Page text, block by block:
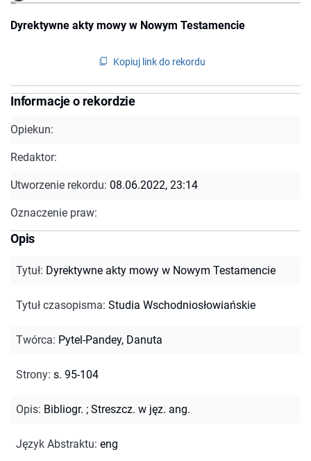
Dyrektywne akty mowy w Nowym Testamencie
Kopiuj link do rekordu
Informacje o rekordzie
Opiekun:
Redaktor:
Utworzenie rekordu: 08.06.2022, 23:14
Oznaczenie praw:
Opis
Tytuł: Dyrektywne akty mowy w Nowym Testamencie
Tytuł czasopisma: Studia Wschodniosłowiańskie
Twórca: Pytel-Pandey, Danuta
Strony: s. 95-104
Opis: Bibliogr. ; Streszcz. w jęz. ang.
Język Abstraktu: eng